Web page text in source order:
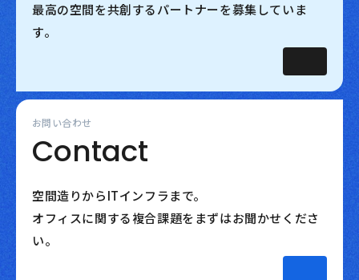
最高の空間を共創するパートナーを募集していま
す。
お問い合わせ
Contact
空間造りからITインフラまで。
オフィスに関する複合課題をまずはお聞かせくださ
い。